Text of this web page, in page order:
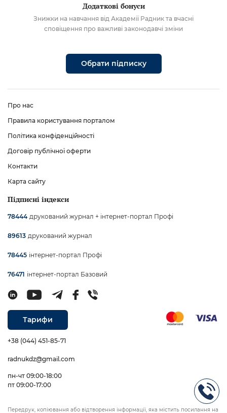
Додаткові бонуси
Знижки на навчання від Академії Радник та вчасні
сповіщення про важливі законодавчі зміни
Обрати підписку
Про нас
Правила користування порталом
Політика конфіденційності
Договір публічної оферти
Контакти
Карта сайту
Підписні індекси
78444 друкований журнал + інтернет-портал Профі
89613 друкований журнал
78445 інтернет-портал Профі
76471 інтернет-портал Базовий
Тарифи
+38 (044) 451-85-71
radnukdz@gmail.com
пн-чт 09:00-18:00
пт 09:00-17:00
Передрук, копіювання або відтворення інформації, яка містить посилання на